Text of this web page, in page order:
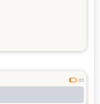
0.1